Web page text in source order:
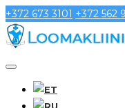
+372 673 3101 +372 562